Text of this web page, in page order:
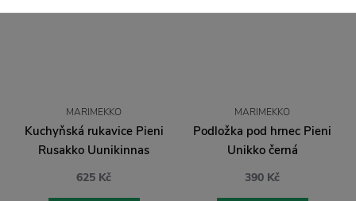
MARIMEKKO
Kuchyňská rukavice Pieni
Rusakko Uunikinnas
625 Kč
MARIMEKKO
Podložka pod hrnec Pieni
Unikko černá
390 Kč